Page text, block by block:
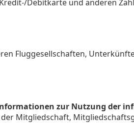
Debitkarte und anderen
Fluggesellschaften,
zur Nutzung der
Mitgliedschaft,